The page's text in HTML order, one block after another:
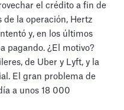
el crédito a fin de
de la operación, Hertz
y, en los últimos
pagando. ¿El motivo?
de Uber y Lyft, y la
El gran problema de
a unos 18 000